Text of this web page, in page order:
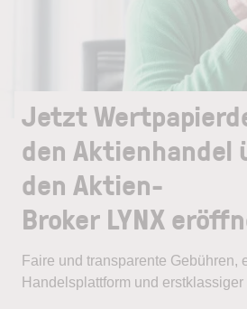
Jetzt
den Aktienhandel
den Aktien-
Broker LYNX
Faire und transparente Gebühren,
Handelsplattform und erstklassiger